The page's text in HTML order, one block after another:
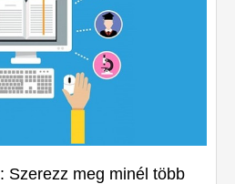
Szerezz meg minél több